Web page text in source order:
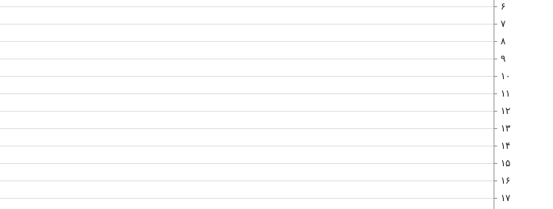
۶
۷
۸
۹
۱۰
۱۱
۱۲
۱۳
۱۴
۱۵
۱۶
۱۷